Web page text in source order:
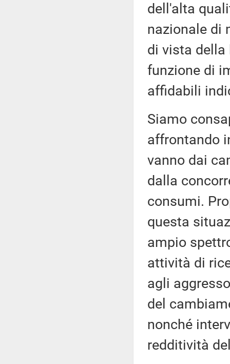
dell'alta
nazionale di
di vista della
funzione di
affidabili
Siamo
affrontando
vanno dai
dalla
consumi.
questa
ampio
attività di
agli
del
nonché
redditività